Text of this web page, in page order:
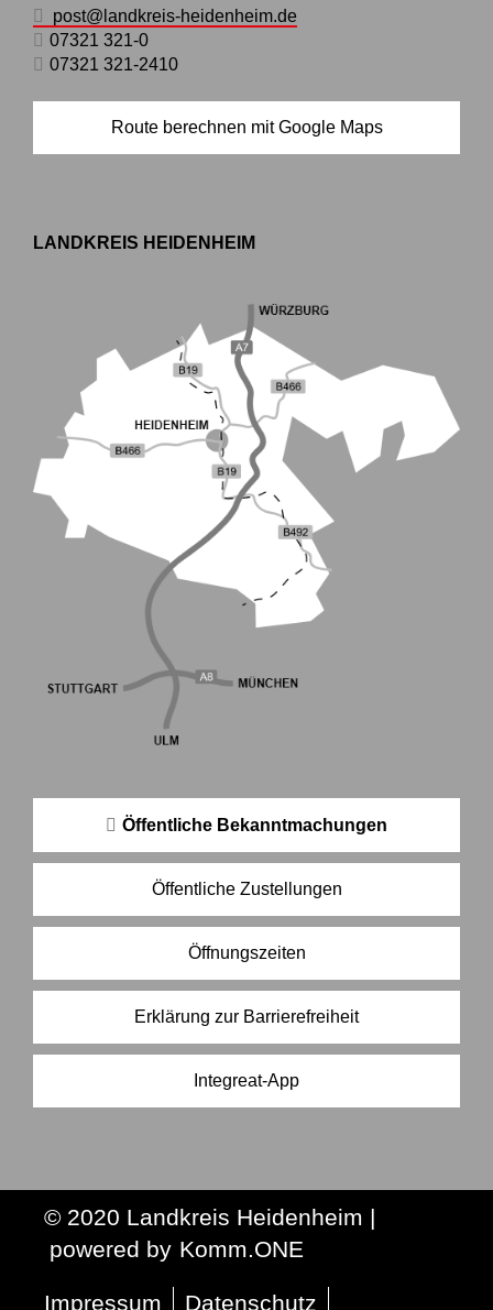
post@landkreis-heidenheim.de
07321 321-0
07321 321-2410
Route berechnen mit Google Maps
LANDKREIS HEIDENHEIM
Öffentliche Bekanntmachungen
Öffentliche Zustellungen
Öffnungszeiten
Erklärung zur Barrierefreiheit
Integreat-App
© 2020 Landkreis Heidenheim |
powered by Komm.ONE
Impressum Datenschutz